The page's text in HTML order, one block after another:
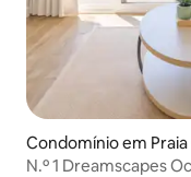
Condomínio em
N.º 1 Dreamscapes